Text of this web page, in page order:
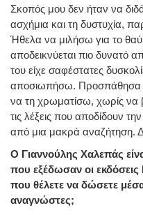
Σκοπός μου δεν ήταν να
ασχήμια και τη δυστυχία,
Ήθελα να μιλήσω για το
αποδεικνύεται πιο δυνατό
του είχε σαφέστατες
αποσιωπήσω. Προσπάθησα
να τη χρωματίσω, χωρίς
τις λέξεις που αποδίδουν
από μια μακρά αναζήτηση.
Ο Γιαννούλης Χαλεπάς
που εξέδωσαν οι εκδόσεις
που θέλετε να δώσετε
αναγνώστες;